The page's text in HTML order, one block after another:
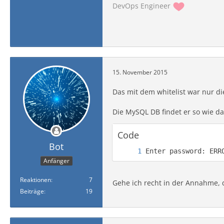
DevOps Engineer
Bot
Anfänger
Reaktionen
7
Beiträge
19
15. November 2015
Das mit dem whitelist war nur
Die MySQL DB findet er so wie
Code
Enter password:
Gehe ich recht in der Annahme,